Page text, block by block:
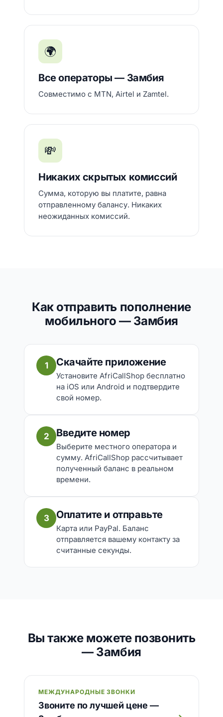
🌍
Все операторы — Замбия
Совместимо с MTN, Airtel и Zamtel.
💸
Никаких скрытых комиссий
Сумма, которую вы платите, равна
отправленному балансу. Никаких
неожиданных комиссий.
Как отправить пополнение
мобильного — Замбия
1 Скачайте приложение
Установите AfriCallShop бесплатно
на iOS или Android и подтвердите
свой номер.
2 Введите номер
Выберите местного оператора и
сумму. AfriCallShop рассчитывает
полученный баланс в реальном
времени.
3 Оплатите и отправьте
Карта или PayPal. Баланс
отправляется вашему контакту за
считанные секунды.
Вы также можете позвонить
— Замбия
МЕЖДУНАРОДНЫЕ ЗВОНКИ
Звоните по лучшей цене —